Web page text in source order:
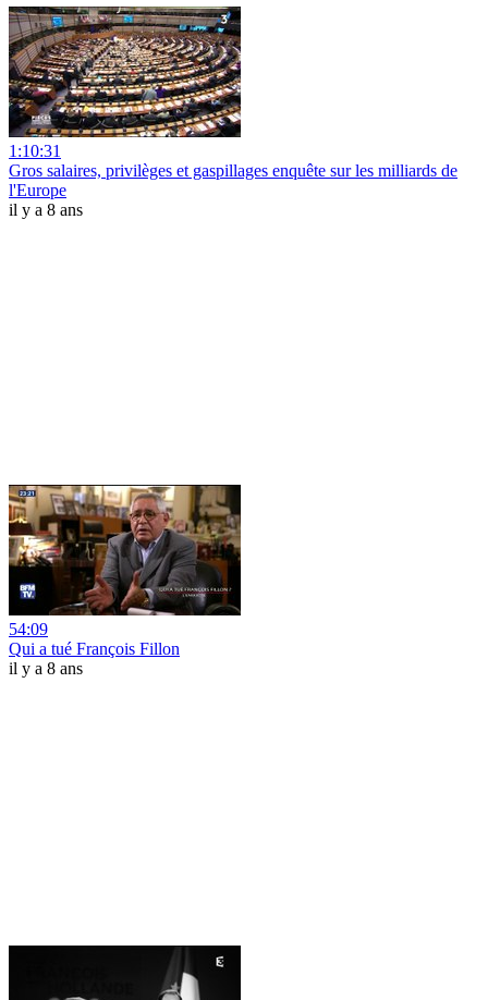
1:10:31
Gros salaires, privilèges et gaspillages enquête sur les milliards de
l'Europe
il y a 8 ans
54:09
Qui a tué François Fillon
il y a 8 ans